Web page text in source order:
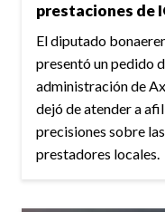
prestaciones de
El diputado
presentó un pedido
administración de
dejó de atender a
precisiones sobre
prestadores locales.